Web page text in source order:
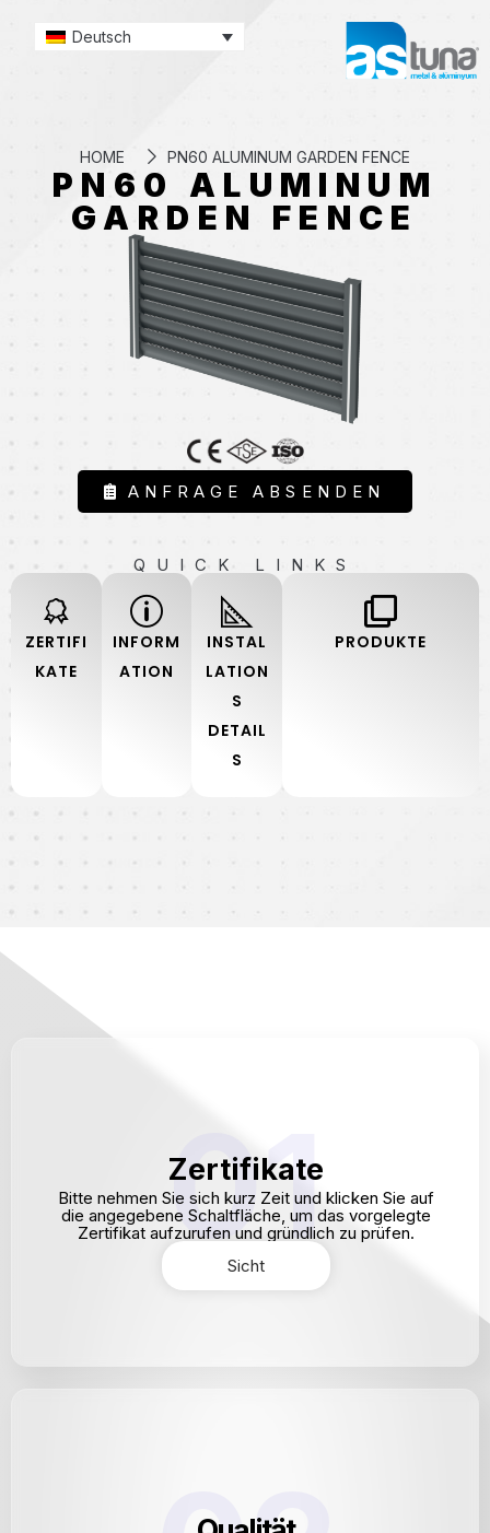
Deutsch
QUICK LINKS
ZERTIFI
KATE
INFORM
ATION
INSTAL
LATION
S
DETAIL
S
PRODUKTE
HOME PN60 ALUMINUM GARDEN FENCE
PN60 ALUMINUM
GARDEN FENCE
ANFRAGE ABSENDEN
01
Zertifikate
Bitte nehmen Sie sich kurz Zeit und klicken Sie auf
die angegebene Schaltfläche, um das vorgelegte
Zertifikat aufzurufen und gründlich zu prüfen.
Sicht